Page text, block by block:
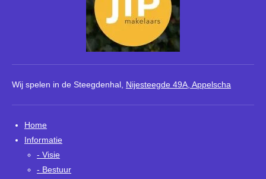
Wij spelen in de Steegdenhal, Nijesteegde 49A, Appelscha
Home
Informatie
- Visie
- Bestuur